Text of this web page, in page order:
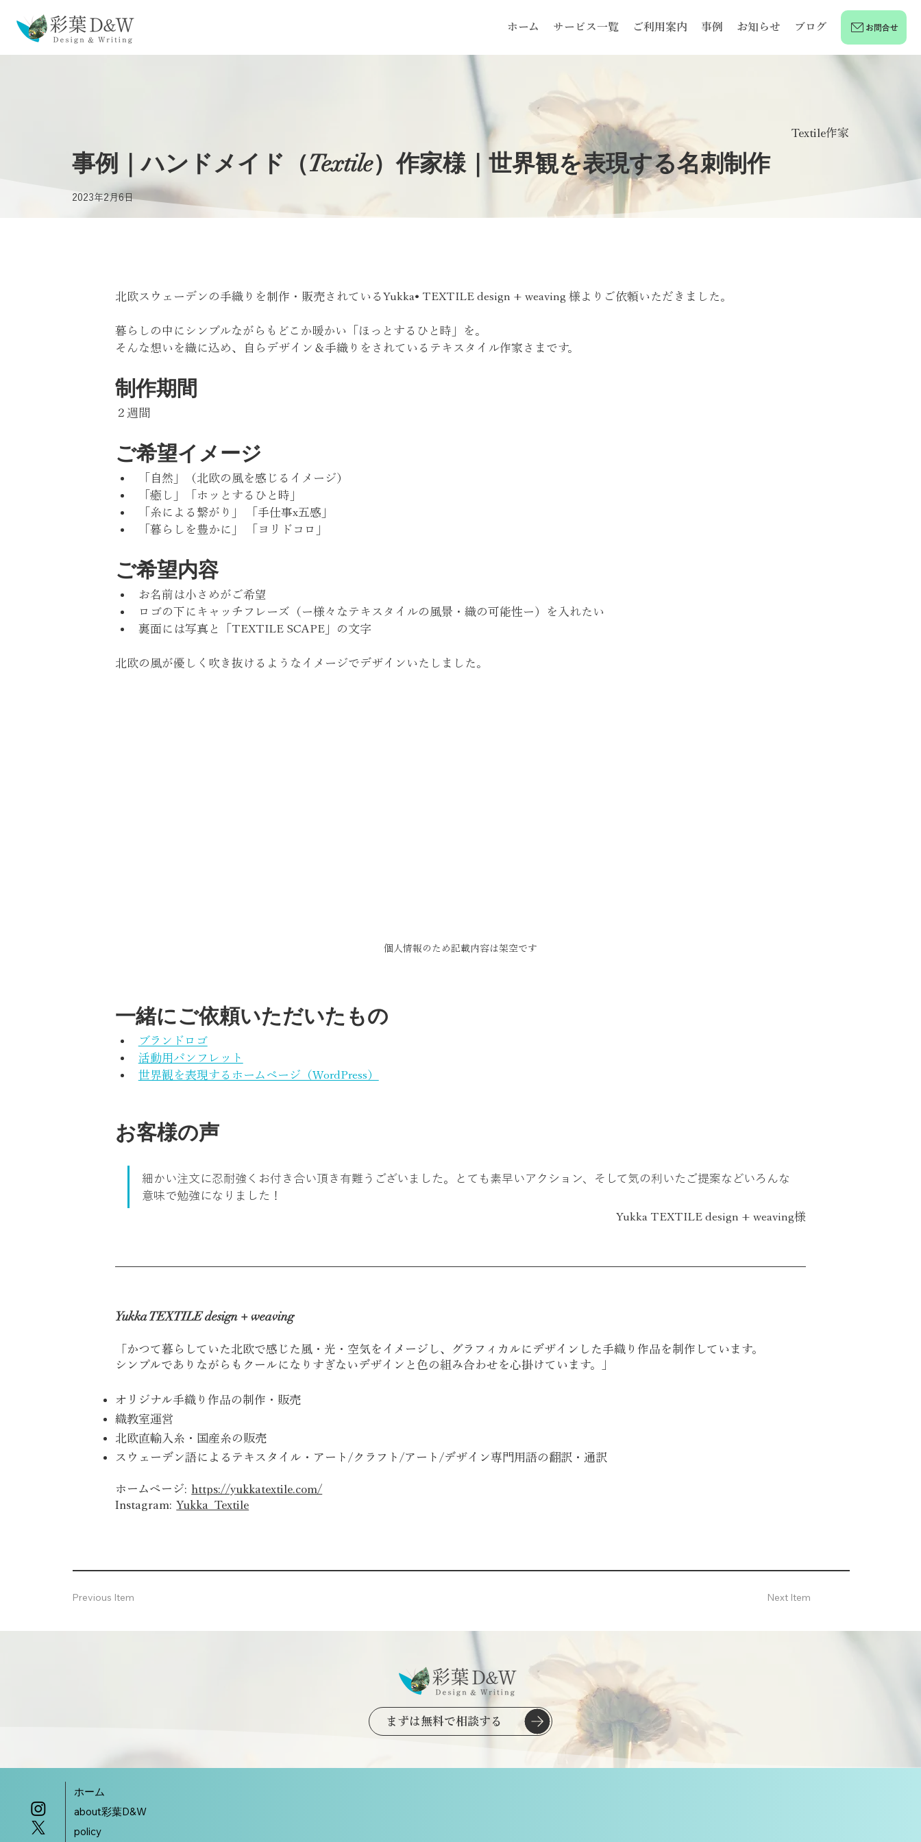
ホーム サービス一覧 ご利用案内 事例 お知らせ ブログ お問合せ
Textile作家
事例｜ハンドメイド（Textile）作家様｜世界観を表現する名刺制作
2023年2月6日
北欧スウェーデンの手織りを制作・販売されているYukka• TEXTILE design + weaving 様よりご依頼いただきました。
暮らしの中にシンプルながらもどこか暖かい「ほっとするひと時」を。
そんな想いを織に込め、自らデザイン＆手織りをされているテキスタイル作家さまです。
制作期間
２週間
ご希望イメージ
「自然」（北欧の風を感じるイメージ）
「癒し」「ホッとするひと時」
「糸による繋がり」 「手仕事x五感」
「暮らしを豊かに」 「ヨリドコロ」
ご希望内容
お名前は小さめがご希望
ロゴの下にキャッチフレーズ（ー様々なテキスタイルの風景・織の可能性ー）を入れたい
裏面には写真と「TEXTILE SCAPE」の文字
北欧の風が優しく吹き抜けるようなイメージでデザインいたしました。
個人情報のため記載内容は架空です
一緒にご依頼いただいたもの
ブランドロゴ
活動用パンフレット
世界観を表現するホームページ（WordPress）
お客様の声
細かい注文に忍耐強くお付き合い頂き有難うございました。とても素早いアクション、そして気の利いたご提案などいろんな
意味で勉強になりました！
Yukka TEXTILE design + weaving様
Yukka TEXTILE design + weaving
「かつて暮らしていた北欧で感じた風・光・空気をイメージし、グラフィカルにデザインした手織り作品を制作しています。
シンプルでありながらもクールになりすぎないデザインと色の組み合わせを心掛けています。」
オリジナル手織り作品の制作・販売
織教室運営
北欧直輸入糸・国産糸の販売
スウェーデン語によるテキスタイル・アート/クラフト/アート/デザイン専門用語の翻訳・通訳
ホームページ: https://yukkatextile.com/
Instagram:Yukka_Textile
Previous Item Next Item
まずは無料で相談する
ホーム
about彩葉D&W
policy